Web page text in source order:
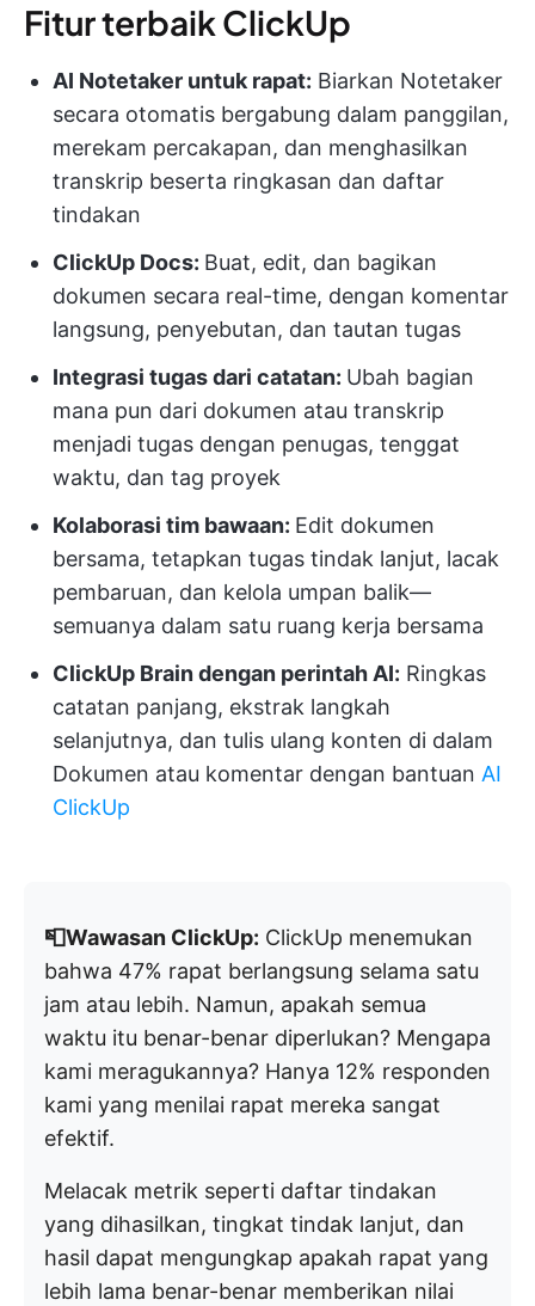
Fitur terbaik ClickUp
AI Notetaker untuk rapat: Biarkan Notetaker
secara otomatis bergabung dalam panggilan,
merekam percakapan, dan menghasilkan
transkrip beserta ringkasan dan daftar
tindakan
ClickUp Docs: Buat, edit, dan bagikan
dokumen secara real-time, dengan komentar
langsung, penyebutan, dan tautan tugas
Integrasi tugas dari catatan: Ubah bagian
mana pun dari dokumen atau transkrip
menjadi tugas dengan penugas, tenggat
waktu, dan tag proyek
Kolaborasi tim bawaan: Edit dokumen
bersama, tetapkan tugas tindak lanjut, lacak
pembaruan, dan kelola umpan balik—
semuanya dalam satu ruang kerja bersama
ClickUp Brain dengan perintah AI: Ringkas
catatan panjang, ekstrak langkah
selanjutnya, dan tulis ulang konten di dalam
Dokumen atau komentar dengan bantuan AI
ClickUp
📮Wawasan ClickUp: ClickUp menemukan
bahwa 47% rapat berlangsung selama satu
jam atau lebih. Namun, apakah semua
waktu itu benar-benar diperlukan? Mengapa
kami meragukannya? Hanya 12% responden
kami yang menilai rapat mereka sangat
efektif.
Melacak metrik seperti daftar tindakan
yang dihasilkan, tingkat tindak lanjut, dan
hasil dapat mengungkap apakah rapat yang
lebih lama benar-benar memberikan nilai